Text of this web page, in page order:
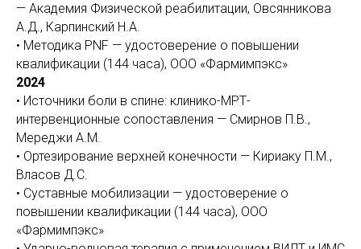
— Академия Физической реабилитации, Овсянникова
А.Д., Карпинский Н.А.
• Методика PNF — удостоверение о повышении
квалификации (144 часа), ООО «Фармимпэкс»
2024
• Источники боли в спине: клинико-МРТ-
интервенционные сопоставления — Смирнов П.В.,
Мереджи А.М.
• Ортезирование верхней конечности — Кириаку П.М.,
Власов Д.С.
• Суставные мобилизации — удостоверение о
повышении квалификации (144 часа), ООО
«Фармимпэкс»